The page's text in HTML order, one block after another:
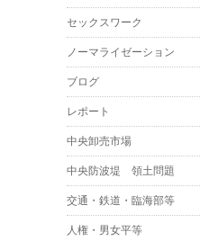
セックスワーク
ノーマライゼーション
ブログ
レポート
中央卸売市場
中央防波堤 領土問題
交通・鉄道・臨海部等
人権・男女平等